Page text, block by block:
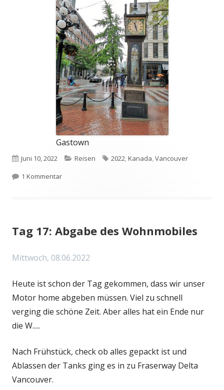
Gastown
Veröffentlicht
am
Juni 10, 2022 Kategorien
Reisen Schlagwörter
2022 Kanada Vancouver
1 Kommentarzu Tag 18: Vancouver Sightseeing-Tour 1
Tag 17: Abgabe des Wohnmobiles
Mittwoch, 08.06.2022
Heute ist schon der Tag gekommen, dass wir unser
Motor home abgeben müssen. Viel zu schnell
verging die schöne Zeit. Aber alles hat ein Ende nur
die W.....
Nach Frühstück, check ob alles gepackt ist und
Ablassen der Tanks ging es in zu Fraserway Delta
Vancouver.